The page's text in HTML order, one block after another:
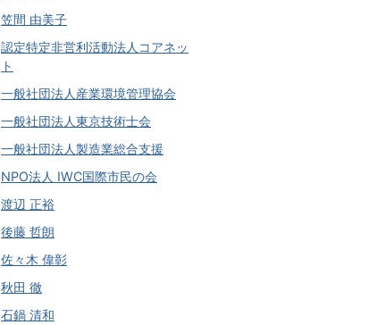
笠間 由美子
認定特定非営利活動法人コアネッ
ト
一般社団法人産業環境管理協会
一般社団法人東京技術士会
一般社団法人製造業総合支援
NPO法人 IWC国際市民の会
渡辺 正裕
後藤 哲朗
佐々木 偉彰
秋田 徹
石鍋 清和